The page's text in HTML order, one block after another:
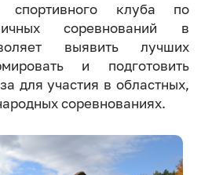
спортивного клуба по
соревнований в
выявить лучших
и подготовить
для участия в областных,
соревнованиях.